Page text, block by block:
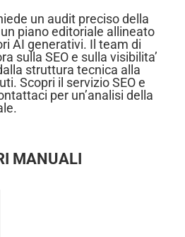
un audit preciso della
piano editoriale allineato
AI generativi. Il team di
sulla SEO e sulla visibilita’
struttura tecnica alla
Scopri il servizio SEO e
per un’analisi della
MANUALI